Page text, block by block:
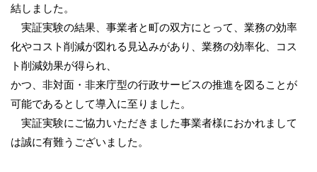
結しました。
実証実験の結果、事業者と町の双方にとって、業務の効率
化やコスト削減が図れる見込みがあり、業務の効率化、コス
ト削減効果が得られ、
かつ、非対面・非来庁型の行政サービスの推進を図ることが
可能であるとして導入に至りました。
実証実験にご協力いただきました事業者様におかれまして
は誠に有難うございました。